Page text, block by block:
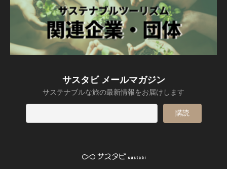
サスタビ メールマガジン
サステナブルな旅の最新情報をお届けします